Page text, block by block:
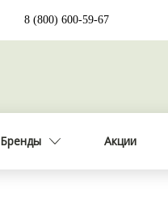
8 (800) 600-59-67
Бренды Акции